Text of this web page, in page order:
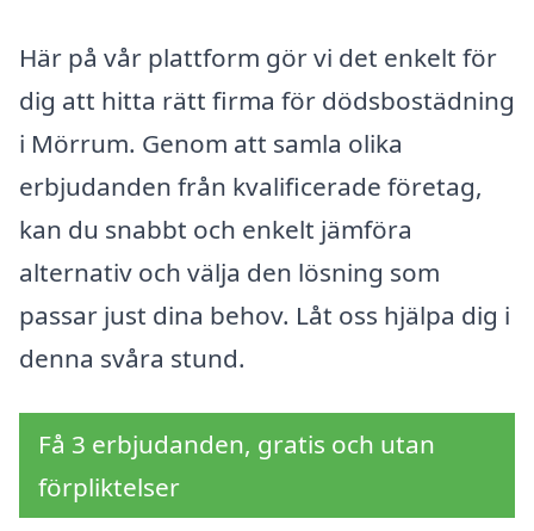
Här på vår plattform gör vi det enkelt för
dig att hitta rätt firma för dödsbostädning
i Mörrum. Genom att samla olika
erbjudanden från kvalificerade företag,
kan du snabbt och enkelt jämföra
alternativ och välja den lösning som
passar just dina behov. Låt oss hjälpa dig i
denna svåra stund.
Få 3 erbjudanden, gratis och utan
förpliktelser